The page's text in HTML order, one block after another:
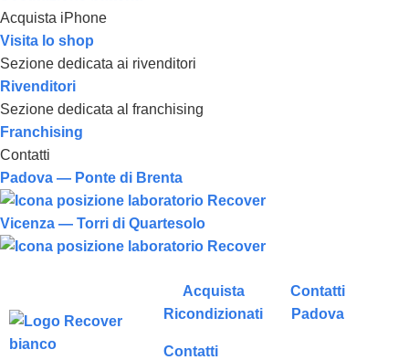
Acquista iPhone
Visita lo shop
Sezione dedicata ai rivenditori
Rivenditori
Sezione dedicata al franchising
Franchising
Contatti
Padova — Ponte di Brenta
Vicenza — Torri di Quartesolo
Acquista
Ricondizionati
Contatti
Padova
Contatti